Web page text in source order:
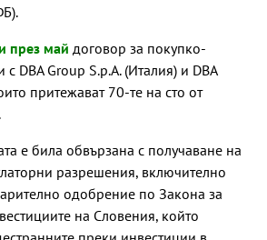
през май договор за покупко-
DBA Group S.p.A. (Италия) и DBA
притежават 70-те на сто от
е била обвързана с получаване на
разрешения, включително
одобрение по Закона за
на Словения, който